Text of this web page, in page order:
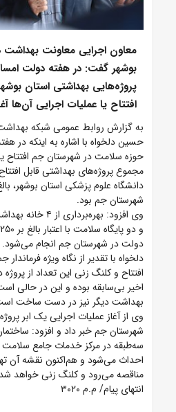
معاون اجرایی معاونت بهداشت
پروژه‌هایی بهداشتی استان
افتتاح یا عملیات اجرایی آن‌ها
به گزارش روابط عمومی شبکه
حوزه سلامت در شهرستان جم افتتاح
مجموع پروژه‌های بهداشتی قابل
شهرستان جم بود.
وی افزود:
دولت در شهرستان جم انجام می‌شود.
دلخواه با تقدیر از نگاه ویژه
افتتاح و کلنگ زنی این تعداد از
بهداشت دیگر نیز در دست ساخت
وی از آغاز عملیات اجرایی یک ابر
شهرستان جم خبر داد و افزود:
سه‌طبقه در مرکز خدمات جامع سلامت
احداث می‌شود و هم‌اکنون نقشه آن
مناقصه می‌رود و کلنگ زنی خواهد
انتهای پیام/ م.م ۳۰۲۰